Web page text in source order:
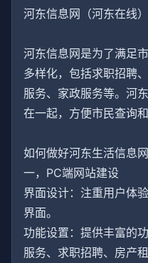
河东信息网（河东在线
河东信息网是为了满足
多样化，包括求职招聘
服务、家政服务等。河
在一起，方便市民查询
如何做好河东生活信息
一，PC端网站建设
界面设计：注重用户体
界面。
功能设置：提供丰富的
服务、求职招聘、房产